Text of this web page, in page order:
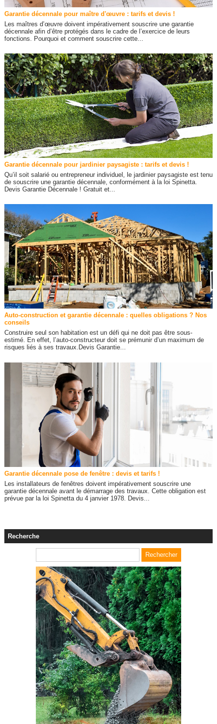
Garantie décennale pour maître d'œuvre : tarifs et devis !
Les maîtres d’œuvre doivent impérativement souscrire une garantie
décennale afin d’être protégés dans le cadre de l’exercice de leurs
fonctions. Pourquoi et comment souscrire cette...
Garantie décennale pour jardinier paysagiste : tarifs et devis !
Qu’il soit salarié ou entrepreneur individuel, le jardinier paysagiste est tenu
de souscrire une garantie décennale, conformément à la loi Spinetta.
Devis Garantie Décennale ! Gratuit et...
Auto-construction et garantie décennale : quelles obligations ? Nos
conseils
Construire seul son habitation est un défi qui ne doit pas être sous-
estimé. En effet, l’auto-constructeur doit se prémunir d’un maximum de
risques liés à ses travaux.Devis Garantie...
Garantie décennale pose de fenêtre : devis et tarifs !
Les installateurs de fenêtres doivent impérativement souscrire une
garantie décennale avant le démarrage des travaux. Cette obligation est
prévue par la loi Spinetta du 4 janvier 1978. Devis...
Recherche